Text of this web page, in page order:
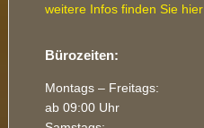
weitere Infos finden Sie hier
Bürozeiten:
Montags – Freitags:
ab 09:00 Uhr